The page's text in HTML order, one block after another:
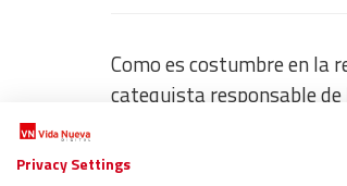
Como es costumbre en la
catequista responsable
los hombres, siendo
Privacy Settings